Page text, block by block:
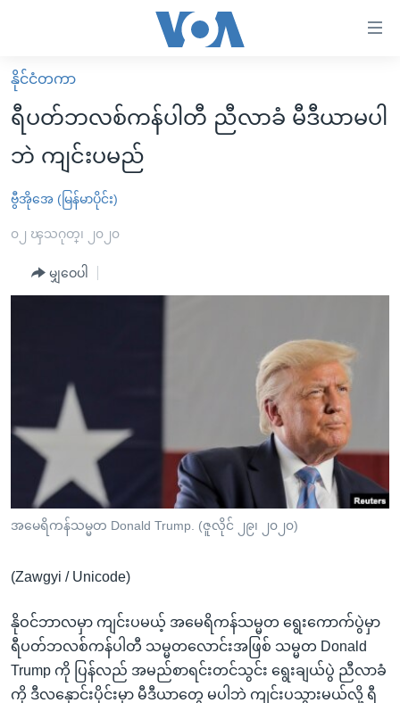
လွယ်ကူ
စေ
သည့်
များ
ပင်မ
ညွန်း
စာမျက်နှာ
ကျော်
ကြည့်
ရှာဖွေ
နေရာ
သို့
ကျော်
ရန်
မူလစာမျက်နှာ
မြန်မာ
ကမ္ဘာ့သတင်းများ
နိုင်ငံတကာ
အစ္စရေး-ပါလက်စတိုင်း
ဗွီဒီယို
အင်္ဂလိပ်စာလေ့လာမယ်
ရုပ်ရှင်ထဲက အင်္ဂလိပ်စာ
သုတပဒေသာ အင်္ဂလိပ်စာ
ရေဒီယို/တီဗွီအစီအစဉ်
Learning English
ဗွီအိုအေ လူမှုကွန်ယက်များ
နိုင်ငံတကာ
ရီပတ်ဘလစ်ကန်ပါတီ ညီလာခံ မီဒီယာမပါ
ဘဲ ကျင်းပမည်
ဗွီအိုအေ (မြန်မာပိုင်း)
၀၂ ၾသဂုတ္၊ ၂၀၂၀
မျှဝေပါ
အမေရိကန်သမ္မတ Donald Trump. (ဇူလိုင် ၂၉၊ ၂၀၂၀)
(Zawgyi / Unicode)
နိုဝင်ဘာလမှာ ကျင်းပမယ့် အမေရိကန်သမ္မတ ရွေးကောက်ပွဲမှာ
ရီပတ်ဘလစ်ကန်ပါတီ သမ္မတလောင်းအဖြစ် သမ္မတ Donald
Trump ကို ပြန်လည် အမည်စာရင်းတင်သွင်း ရွေးချယ်ပွဲ ညီလာခံ
ကို ဒီလနှောင်းပိုင်းမှာ မီဒီယာတွေ မပါဘဲ ကျင်းပသွားမယ်လို့ ရီ